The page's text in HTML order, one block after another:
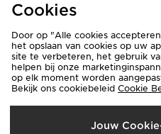
Bestellingen en Levering
België
Cookies
Door op "Alle cookies
het opslaan van cookies op uw
site te verbeteren, het gebruik
helpen bij onze
op elk moment worden
Bekijk ons cookiebeleid Cookie
Jouw